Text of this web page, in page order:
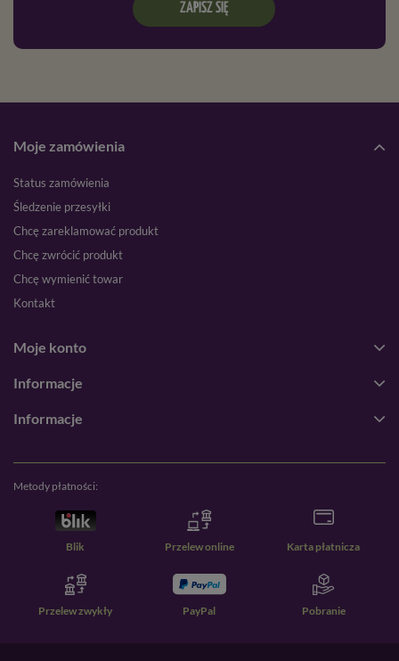
ZAPISZ SIĘ
Moje zamówienia
Status zamówienia
Śledzenie przesyłki
Chcę zareklamować produkt
Chcę zwrócić produkt
Chcę wymienić towar
Kontakt
Moje konto
Informacje
Informacje
Metody płatności:
Blik Przelew online Karta płatnicza
Przelew zwykły PayPal Pobranie